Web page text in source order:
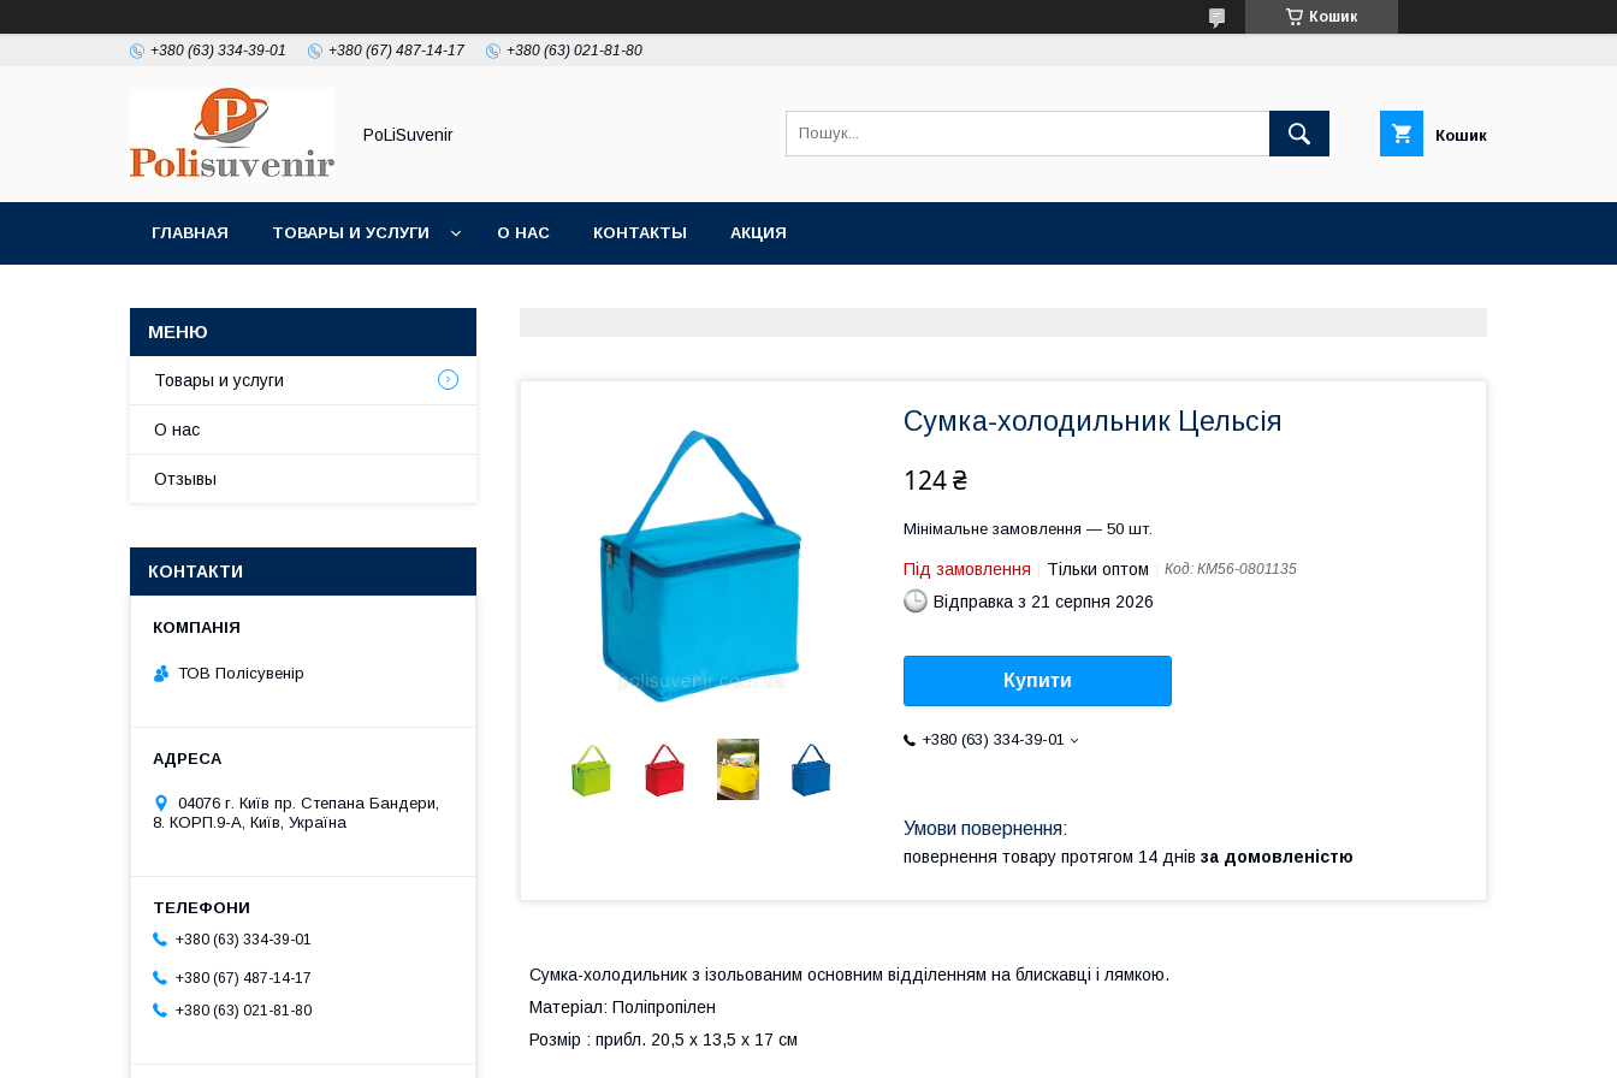
Кошик
+380 (63) 334-39-01 +380 (67) 487-14-17 +380 (63) 021-81-80
PoLiSuvenir Кошик
ГЛАВНАЯ ТОВАРЫ И УСЛУГИ О НАС КОНТАКТЫ АКЦИЯ
Сумка-холодильник Цельсія
124 ₴
Мінімальне замовлення — 50 шт.
Під замовлення Тільки оптом Код: КМ56-0801135
Відправка з 21 серпня 2026
Купити
+380 (63) 334-39-01
повернення товару протягом 14 днів за домовленістю
Сумка-холодильник з ізольованим основним відділенням на блискавці і лямкою.
Матеріал: Поліпропілен
Розмір : прибл. 20,5 x 13,5 x 17 cм
Товары и услуги
О нас
Отзывы
КОНТАКТИ
ТОВ Полісувенір
04076 г. Київ пр. Степана Бандери,
8. КОРП.9-А, Київ, Україна
+380 (63) 334-39-01
+380 (67) 487-14-17
+380 (63) 021-81-80